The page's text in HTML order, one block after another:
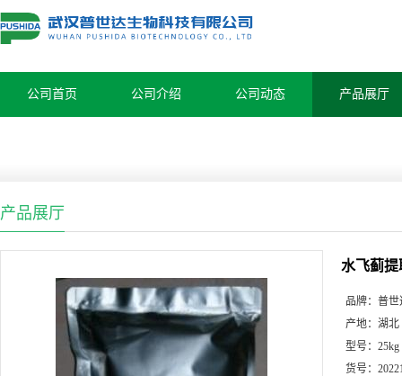
公司首页 公司介绍 公司动态 产品展厅
产品展厅
水飞蓟提
品牌： 普世
产地： 湖北
型号： 25kg
货号：